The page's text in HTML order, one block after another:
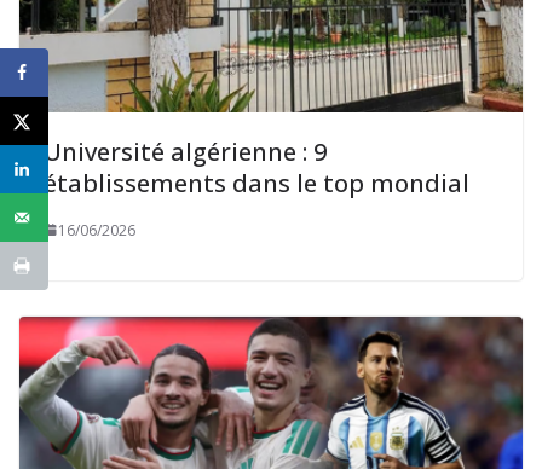
Université algérienne : 9
établissements dans le top mondial
16/06/2026